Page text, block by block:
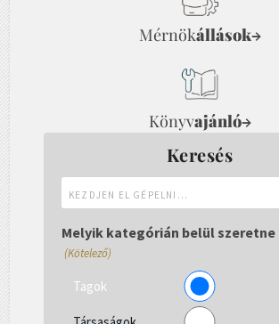
Mérnökállások→
Könyvajánló→
Keresés
el
gépelni...
Melyik kategórián belül szeretne
(Kötelező)
Tagok